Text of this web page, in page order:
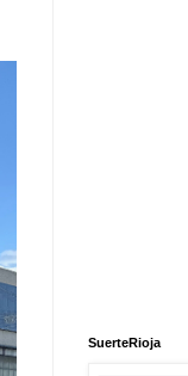
SuerteRioja